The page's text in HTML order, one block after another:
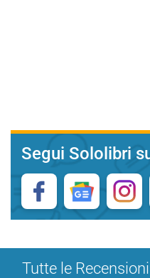
Segui Sololibri
Tutte le